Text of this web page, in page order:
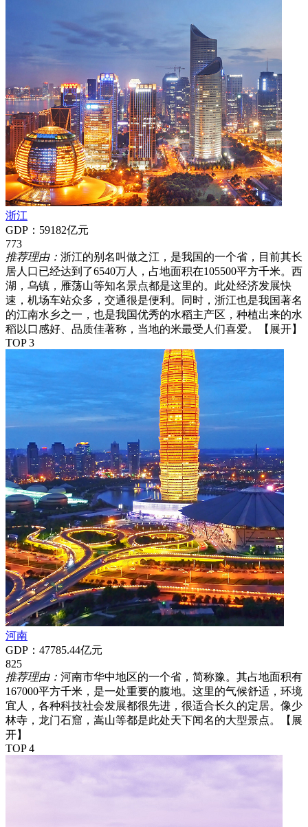
浙江
GDP：59182亿元
773
推荐理由： 浙江的别名叫做之江，是我国的一个省，目前其长
居人口已经达到了6540万人，占地面积在105500平方千米。西
湖，乌镇，雁荡山等知名景点都是这里的。此处经济发展快
速，机场车站众多，交通很是便利。同时，浙江也是我国著名
的江南水乡之一，也是我国优秀的水稻主产区，种植出来的水
稻以口感好、品质佳著称，当地的米最受人们喜爱。
【展开】
TOP 3
河南
GDP：47785.44亿元
825
推荐理由： 河南市华中地区的一个省，简称豫。其占地面积有
167000平方千米，是一处重要的腹地。这里的气候舒适，环境
宜人，各种科技社会发展都很先进，很适合长久的定居。像少
林寺，龙门石窟，嵩山等都是此处天下闻名的大型景点。
【展
开】
TOP 4